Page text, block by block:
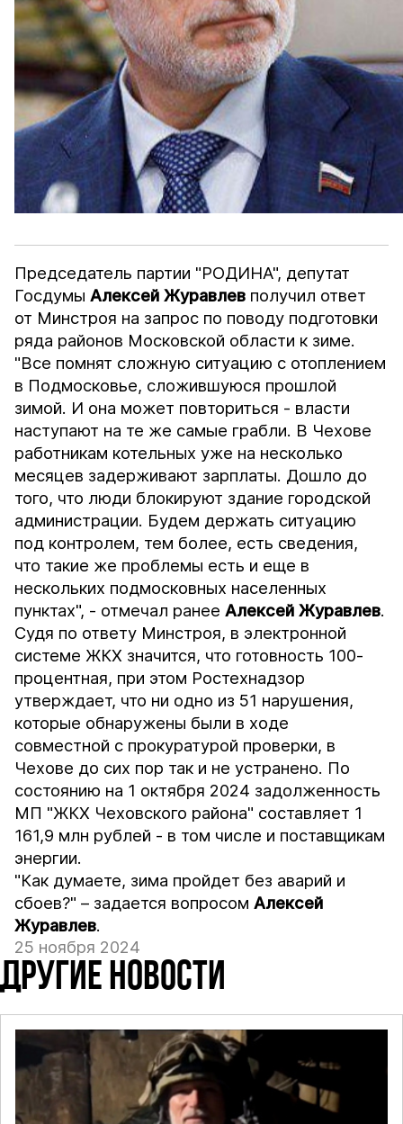
Председатель партии "РОДИНА", депутат
ГосдумыАлексей Журавлев получил ответ
от Минстроя на запрос по поводу подготовки
ряда районов Московской области к зиме.
"Все помнят сложную ситуацию с отоплением
в Подмосковье, сложившуюся прошлой
зимой. И она может повториться - власти
наступают на те же самые грабли. В Чехове
работникам котельных уже на несколько
месяцев задерживают зарплаты. Дошло до
того, что люди блокируют здание городской
администрации. Будем держать ситуацию
под контролем, тем более, есть сведения,
что такие же проблемы есть и еще в
нескольких подмосковных населенных
пунктах", - отмечал ранееАлексей Журавлев.
Судя по ответу Минстроя, в электронной
системе ЖКХ значится, что готовность 100-
процентная, при этом Ростехнадзор
утверждает, что ни одно из 51 нарушения,
которые обнаружены были в ходе
совместной с прокуратурой проверки, в
Чехове до сих пор так и не устранено. По
состоянию на 1 октября 2024 задолженность
МП "ЖКХ Чеховского района" составляет 1
161,9 млн рублей - в том числе и поставщикам
энергии.
"Как думаете, зима пройдет без аварий и
сбоев?" – задается вопросомАлексей
Журавлев.
25 ноября 2024
ДРУГИЕ НОВОСТИ